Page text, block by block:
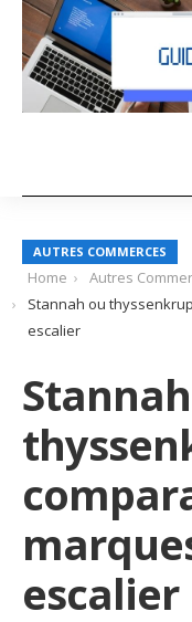
AUTRES COMMERCES
Home
Autres
Stannah ou
escalier
escalier